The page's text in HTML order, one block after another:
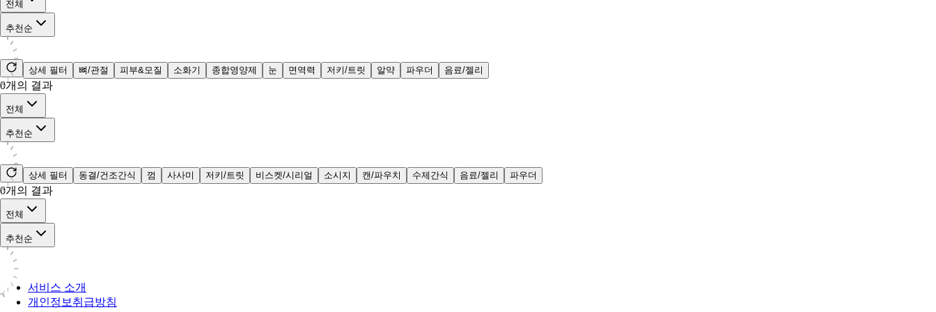
전체
추천순
상세 필터 뼈/관절 피부&모질 소화기 종합영양제 눈 면역력 저키/트릿 알약 파우더 음료/젤리
0개의 결과
전체
추천순
상세 필터 동결/건조간식 껌 사사미 저키/트릿 비스켓/시리얼 소시지 캔/파우치 수제간식 음료/젤리 파우더
0개의 결과
전체
추천순
서비스 소개
개인정보취급방침